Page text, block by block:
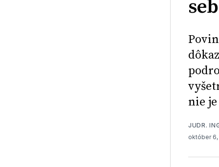
nie
JUDR.
október 6,